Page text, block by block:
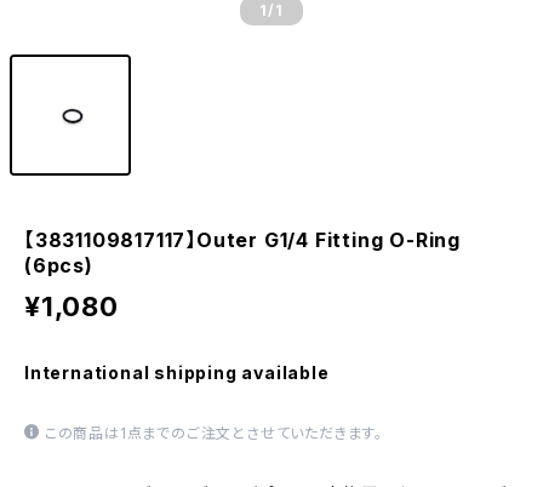
1 /1
【3831109817117】Outer G1/4 Fitting O-Ring
(6pcs)
¥1,080
International shipping available
この商品は1点までのご注文とさせていただきます。